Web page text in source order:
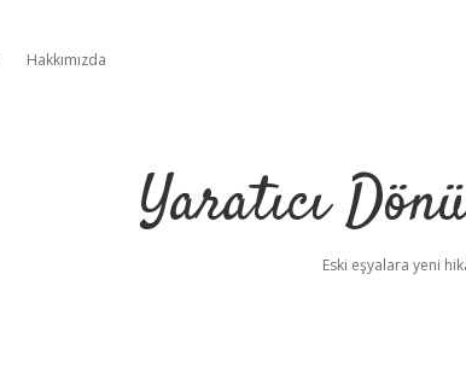
Hakkımızda
Yaratıcı
Eski eşyalara yeni